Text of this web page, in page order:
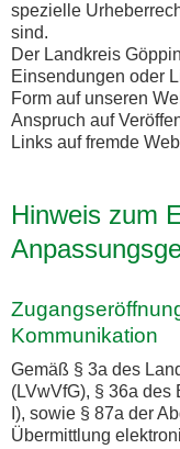
spezielle
sind.
Der Landkreis
Einsendungen oder
Form auf unseren
Anspruch auf
Links auf fremde
Hinweis zum
Kommunikation
Gemäß § 3a des
(LVwVfG), § 36a
I), sowie § 87a der
Übermittlung